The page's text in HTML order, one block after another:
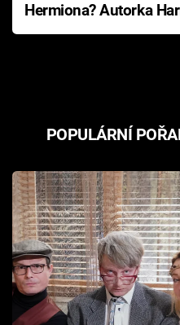
Hermiona? Autorka
Pottera přišla s ráznou
POPULÁRNÍ